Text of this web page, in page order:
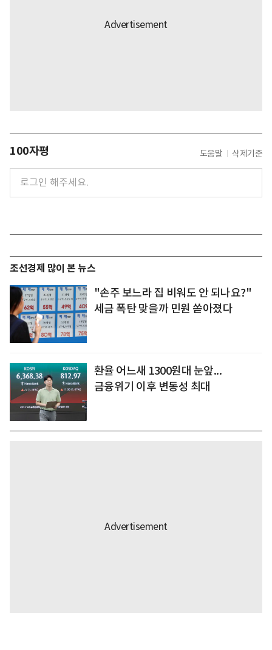
100자평 도움말 삭제기준
조선경제 많이 본 뉴스
"손주 보느라 집 비워도 안 되나요?"
세금 폭탄 맞을까 민원 쏟아졌다
환율 어느새 1300원대 눈앞...
금융위기 이후 변동성 최대